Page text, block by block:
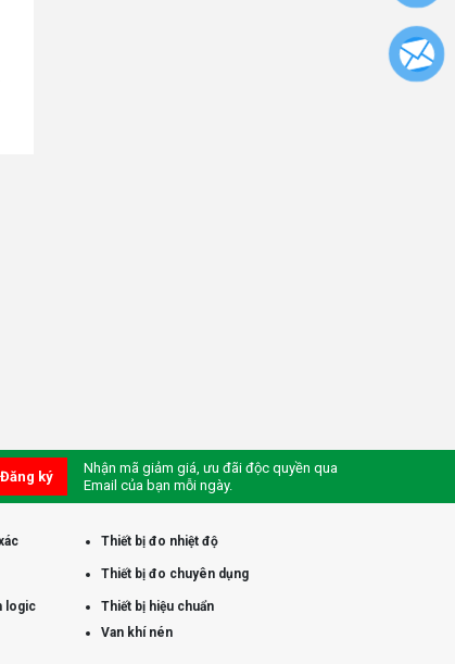
Đăng ký
Nhận mã giảm giá, ưu đãi độc quyền qua
Email của bạn mỗi ngày.
Thiết bị đo nhiệt độ
Thiết bị đo chuyên dụng
logic Thiết bị hiệu chuẩn
Van khí nén